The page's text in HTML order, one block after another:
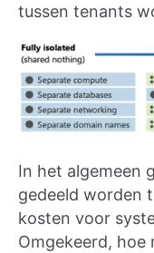
tussen tenants
In het algemeen
gedeeld worden
kosten voor
Omgekeerd, hoe